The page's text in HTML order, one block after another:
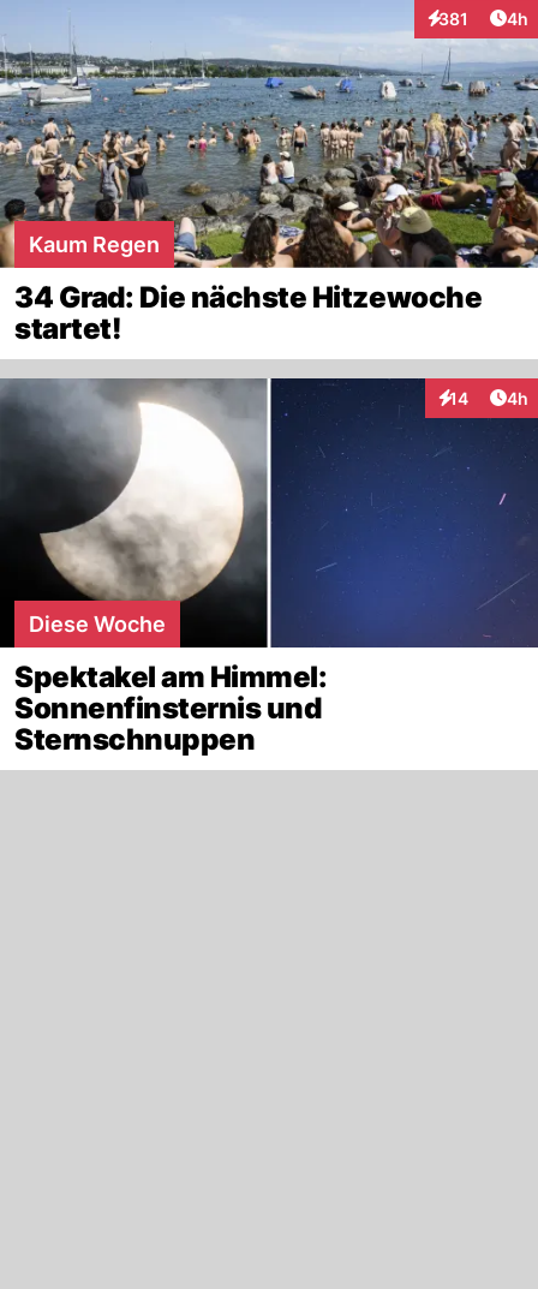
381
Interaktionen
4h
Kaum Regen
34 Grad: Die nächste Hitzewoche
startet!
14
Interaktionen
4h
Diese Woche
Spektakel am Himmel:
Sonnenfinsternis und
Sternschnuppen